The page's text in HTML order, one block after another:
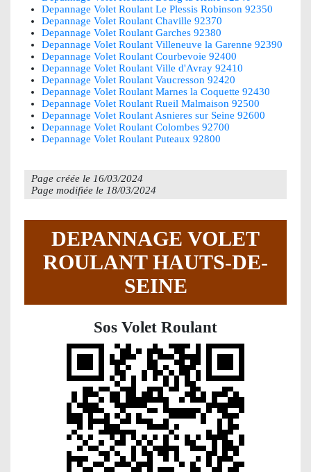
Depannage Volet Roulant Le Plessis Robinson 92350
Depannage Volet Roulant Chaville 92370
Depannage Volet Roulant Garches 92380
Depannage Volet Roulant Villeneuve la Garenne 92390
Depannage Volet Roulant Courbevoie 92400
Depannage Volet Roulant Ville d'Avray 92410
Depannage Volet Roulant Vaucresson 92420
Depannage Volet Roulant Marnes la Coquette 92430
Depannage Volet Roulant Rueil Malmaison 92500
Depannage Volet Roulant Asnieres sur Seine 92600
Depannage Volet Roulant Colombes 92700
Depannage Volet Roulant Puteaux 92800
Page créée le 16/03/2024
Page modifiée le 18/03/2024
DEPANNAGE VOLET
ROULANT HAUTS-DE-
SEINE
Sos Volet Roulant